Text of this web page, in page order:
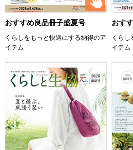
おすすめ良品冊子盛夏号
くらしをもっと快適にする納得のア
イテム
おす
くら
イテム